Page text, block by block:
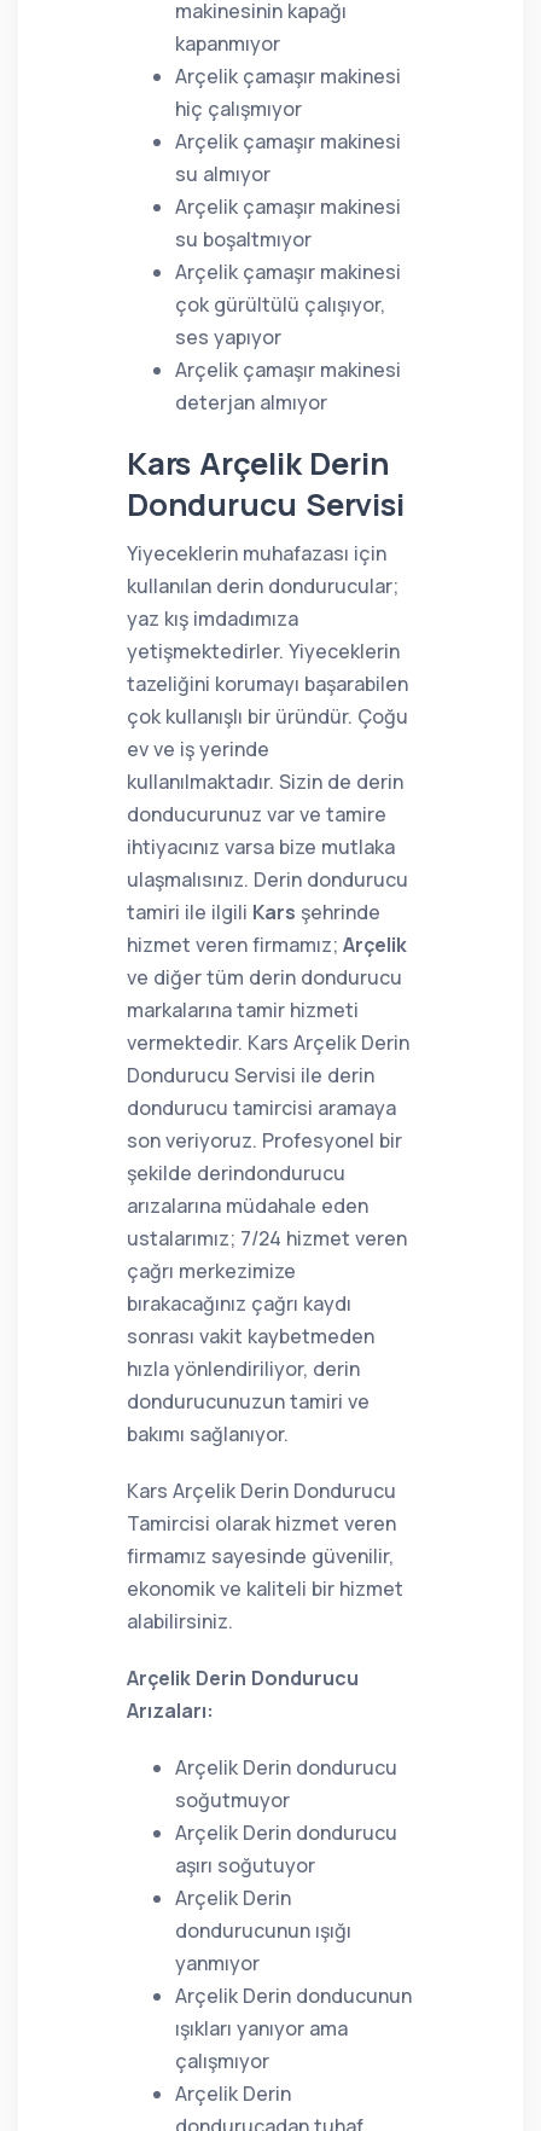
makinesinin kapağı
kapanmıyor
Arçelik çamaşır makinesi
hiç çalışmıyor
Arçelik çamaşır makinesi
su almıyor
Arçelik çamaşır makinesi
su boşaltmıyor
Arçelik çamaşır makinesi
çok gürültülü çalışıyor,
ses yapıyor
Arçelik çamaşır makinesi
deterjan almıyor
Kars Arçelik Derin
Dondurucu Servisi
Yiyeceklerin muhafazası için
kullanılan derin dondurucular;
yaz kış imdadımıza
yetişmektedirler. Yiyeceklerin
tazeliğini korumayı başarabilen
çok kullanışlı bir üründür. Çoğu
ev ve iş yerinde
kullanılmaktadır. Sizin de derin
donducurunuz var ve tamire
ihtiyacınız varsa bize mutlaka
ulaşmalısınız. Derin dondurucu
tamiri ile ilgili Kars şehrinde
hizmet veren firmamız; Arçelik
ve diğer tüm derin dondurucu
markalarına tamir hizmeti
vermektedir. Kars Arçelik Derin
Dondurucu Servisi ile derin
dondurucu tamircisi aramaya
son veriyoruz. Profesyonel bir
şekilde derindondurucu
arızalarına müdahale eden
ustalarımız; 7/24 hizmet veren
çağrı merkezimize
bırakacağınız çağrı kaydı
sonrası vakit kaybetmeden
hızla yönlendiriliyor, derin
dondurucunuzun tamiri ve
bakımı sağlanıyor.
Kars Arçelik Derin Dondurucu
Tamircisi olarak hizmet veren
firmamız sayesinde güvenilir,
ekonomik ve kaliteli bir hizmet
alabilirsiniz.
Arçelik Derin Dondurucu
Arızaları:
Arçelik Derin dondurucu
soğutmuyor
Arçelik Derin dondurucu
aşırı soğutuyor
Arçelik Derin
dondurucunun ışığı
yanmıyor
Arçelik Derin donducunun
ışıkları yanıyor ama
çalışmıyor
Arçelik Derin